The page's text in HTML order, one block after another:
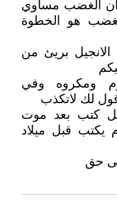
الغضب مساوي
هو الخطوة
بريئ من
ومكروه وفي
لك لاتكذب
رقم 2 ان الانجيل كتب بعد موت
يكتب قبل ميلاد
حق